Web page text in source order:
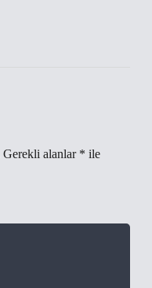
Gerekli alanlar * ile